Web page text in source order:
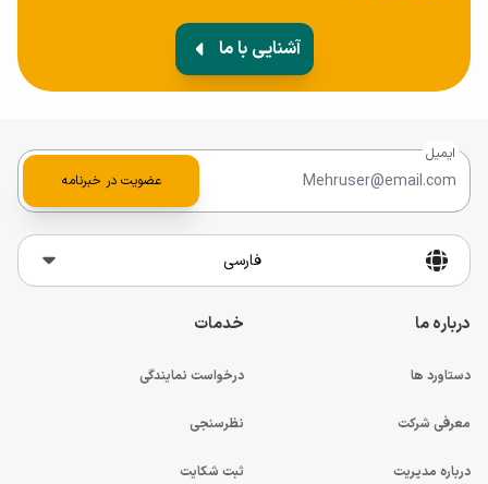
آشنایی با ما
درباره ما
دستاورد ها
معرفی شرکت
درباره مدیریت
خدمات
درخواست نمایندگی
نظرسنجی
ثبت شکایت
ایمیل
عضویت در خبرنامه
فارسی